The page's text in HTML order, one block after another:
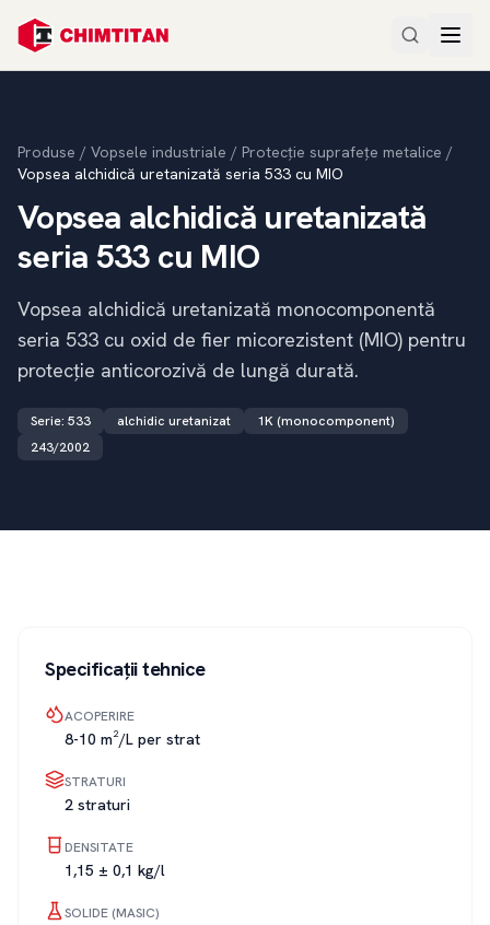
Produse / Vopsele industriale / Protecție suprafețe metalice /
Vopsea alchidică uretanizată seria 533 cu MIO
Vopsea alchidică uretanizată
seria 533 cu MIO
Vopsea alchidică uretanizată monocomponentă
seria 533 cu oxid de fier micorezistent (MIO) pentru
protecție anticorozivă de lungă durată.
Serie: 533 alchidic uretanizat
1K (monocomponent)
243/2002
Specificații tehnice
ACOPERIRE
8-10 m²/L per strat
STRATURI
2 straturi
DENSITATE
1,15 ± 0,1 kg/l
SOLIDE (MASIC)